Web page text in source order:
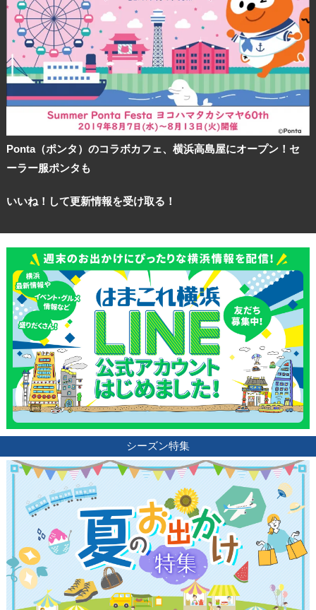
Ponta（ポンタ）のコラボカフェ、横浜高島屋にオープン！セ
ーラー服ポンタも
いいね！して更新情報を受け取る！
シーズン特集
観光ガイド
ランキング
ブログ記事